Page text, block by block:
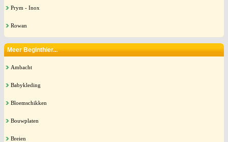
Prym - Inox
Rowan
Meer Beginthier...
Ambacht
Babykleding
Bloemschikken
Bouwplaten
Breien